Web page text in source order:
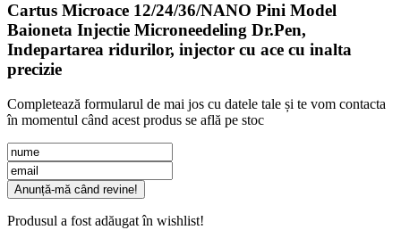
Cartus Microace 12/24/36/NANO Pini Model
Baioneta Injectie Microneedeling Dr.Pen,
Indepartarea ridurilor, injector cu ace cu inalta
precizie
Completează formularul de mai jos cu datele tale și te vom contacta
în momentul când acest produs se află pe stoc
Anunță-mă când revine!
Produsul a fost adăugat în wishlist!